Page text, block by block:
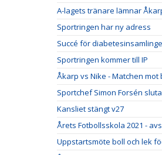
A-lagets tränare lämnar
Sportringen har ny adress
Succé för
Sportringen kommer till IP
Åkarp vs Nike - Matchen
Sportchef Simon Forsén
Kansliet stängt v27
Årets Fotbollsskola 2021 -
Uppstartsmöte boll och lek